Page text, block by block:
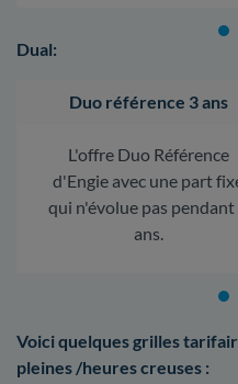
Dual:
Duo référence 3 ans
L'offre Duo Référence
d'Engie avec une part
qui n'évolue pas pendant
ans.
Voici quelques grilles
pleines /heures creuses :